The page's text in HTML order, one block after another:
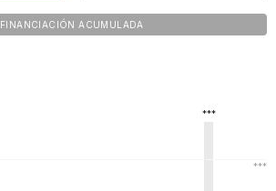
FINANCIACIÓN ACUMULADA